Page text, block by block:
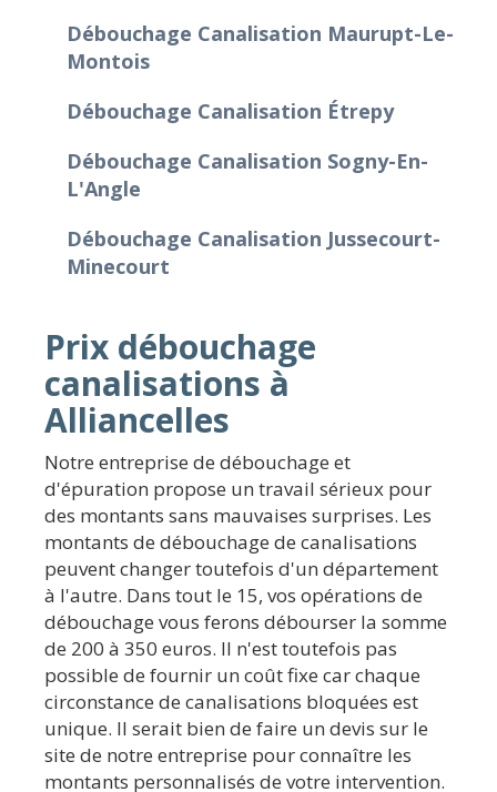
Débouchage Canalisation Maurupt-Le-
Montois
Débouchage Canalisation Étrepy
Débouchage Canalisation Sogny-En-
L'Angle
Débouchage Canalisation Jussecourt-
Minecourt
Prix débouchage
canalisations à
Alliancelles
Notre entreprise de débouchage et
d'épuration propose un travail sérieux pour
des montants sans mauvaises surprises. Les
montants de débouchage de canalisations
peuvent changer toutefois d'un département
à l'autre. Dans tout le 15, vos opérations de
débouchage vous ferons débourser la somme
de 200 à 350 euros. Il n'est toutefois pas
possible de fournir un coût fixe car chaque
circonstance de canalisations bloquées est
unique. Il serait bien de faire un devis sur le
site de notre entreprise pour connaître les
montants personnalisés de votre intervention.